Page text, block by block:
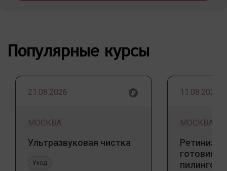
Популярные курсы
21.08.2026
МОСКВА
Ультразвуковая чистка
Уход
11.08.2026
МОСКВА
готовим
пилингов